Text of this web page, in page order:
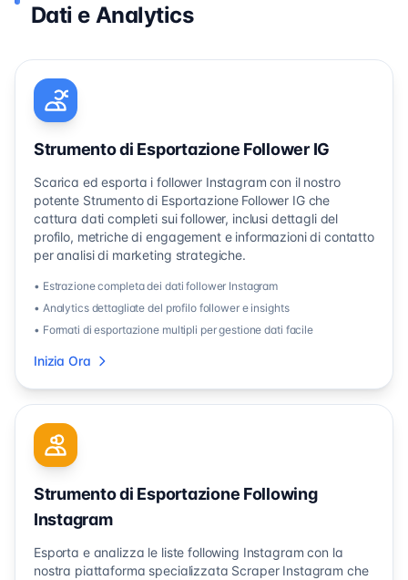
Dati e Analytics
Strumento di Esportazione Follower IG
Scarica ed esporta i follower Instagram con il nostro
potente Strumento di Esportazione Follower IG che
cattura dati completi sui follower, inclusi dettagli del
profilo, metriche di engagement e informazioni di contatto
per analisi di marketing strategiche.
• Estrazione completa dei dati follower Instagram
• Analytics dettagliate del profilo follower e insights
• Formati di esportazione multipli per gestione dati facile
Inizia Ora
Strumento di Esportazione Following
Instagram
Esporta e analizza le liste following Instagram con la
nostra piattaforma specializzata Scraper Instagram che